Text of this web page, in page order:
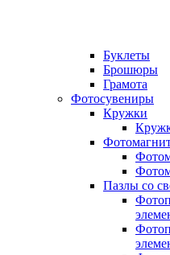
Буклеты
Брошюры
Грамота
Фотосувениры
Кружки
Пазлы со